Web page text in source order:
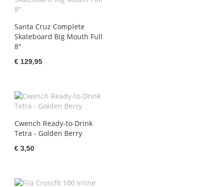
Santa Cruz Complete
Skateboard Big Mouth Full
8"
€ 129,95
Cwench Ready-to-Drink
Tetra - Golden Berry
€ 3,50